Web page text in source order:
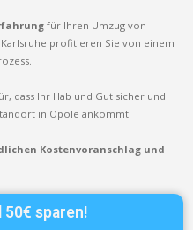
für Ihren Umzug von
profitieren Sie von einem
dass Ihr Hab und Gut sicher und
in Opole ankommt.
Kostenvoranschlag und
sparen!